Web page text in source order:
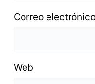
Correo electrónico
Web